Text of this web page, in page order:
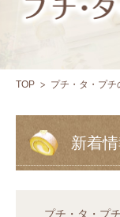
TOP プチ・タ・プチ
新着
プチ・タ・プ